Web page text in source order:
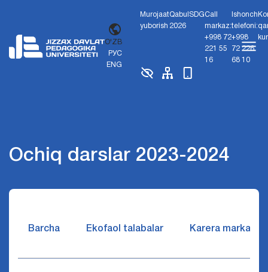
O'ZB
РУС
ENG
Murojaat
yuborish
Qabul
2026
SDGCall
markaz:
+998 72
221 55
16
Ishonch
telefoni:
+998
72 226
68 10
Ochiq darslar 2023-2024
Barcha Ekofaol talabalar Karera markazi